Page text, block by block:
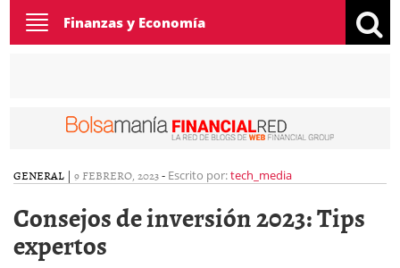
Toggle
navigation
Finanzas y Economía
GENERAL | 9 FEBRERO, 2023- Escrito por:tech_media
Consejos de inversión 2023: Tips
expertos